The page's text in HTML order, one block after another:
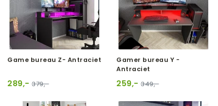
Game bureau Z- Antraciet
289,- 379,-
Gamer bureau Y -
Antraciet
259,- 349,-